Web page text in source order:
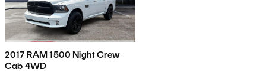
2017 RAM 1500 Night Crew
Cab 4WD